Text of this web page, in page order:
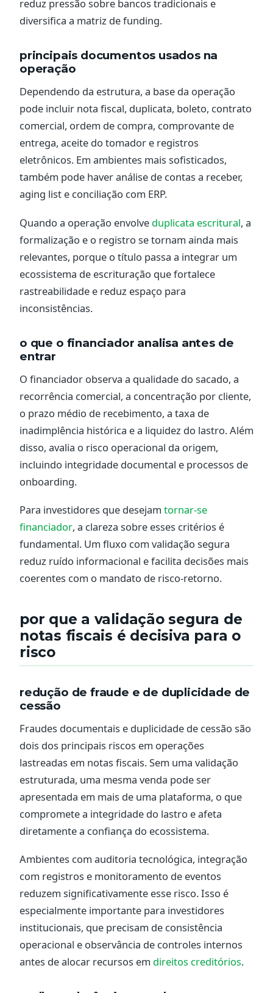
reduz pressão sobre bancos tradicionais e
diversifica a matriz de funding.
principais documentos usados na
operação
Dependendo da estrutura, a base da operação
pode incluir nota fiscal, duplicata, boleto, contrato
comercial, ordem de compra, comprovante de
entrega, aceite do tomador e registros
eletrônicos. Em ambientes mais sofisticados,
também pode haver análise de contas a receber,
aging list e conciliação com ERP.
Quando a operação envolve duplicata escritural, a
formalização e o registro se tornam ainda mais
relevantes, porque o título passa a integrar um
ecossistema de escrituração que fortalece
rastreabilidade e reduz espaço para
inconsistências.
o que o financiador analisa antes de
entrar
O financiador observa a qualidade do sacado, a
recorrência comercial, a concentração por cliente,
o prazo médio de recebimento, a taxa de
inadimplência histórica e a liquidez do lastro. Além
disso, avalia o risco operacional da origem,
incluindo integridade documental e processos de
onboarding.
Para investidores que desejam tornar-se
financiador, a clareza sobre esses critérios é
fundamental. Um fluxo com validação segura
reduz ruído informacional e facilita decisões mais
coerentes com o mandato de risco-retorno.
por que a validação segura de
notas fiscais é decisiva para o
risco
redução de fraude e de duplicidade de
cessão
Fraudes documentais e duplicidade de cessão são
dois dos principais riscos em operações
lastreadas em notas fiscais. Sem uma validação
estruturada, uma mesma venda pode ser
apresentada em mais de uma plataforma, o que
compromete a integridade do lastro e afeta
diretamente a confiança do ecossistema.
Ambientes com auditoria tecnológica, integração
com registros e monitoramento de eventos
reduzem significativamente esse risco. Isso é
especialmente importante para investidores
institucionais, que precisam de consistência
operacional e observância de controles internos
antes de alocar recursos em direitos creditórios.